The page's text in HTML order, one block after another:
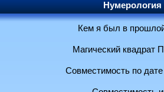
Нумерология
Кем я был в
Магический квадрат
Совместимость по